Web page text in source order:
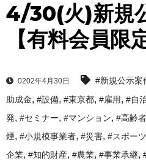
4/30(火)新規
【有料会員限
0202年4月30日 #新規公示案
助成金, #設備, #東京都, #雇用, #自
発, #セミナー, #マンション, #高齢者
煙, #小規模事業者, #災害, #スポーツ
企業, #知的財産, #農業, #事業承継,